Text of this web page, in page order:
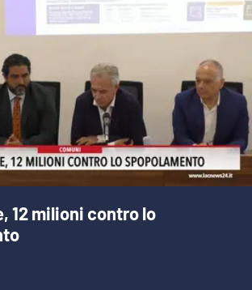
Vietnam
Calabria
insieme
12 milioni contro lo